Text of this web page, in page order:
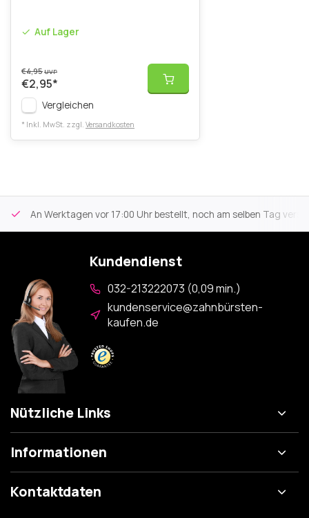
Auf Lager
€4,95UVP
€2,95*
Vergleichen
* Inkl. MwSt. zzgl. Versandkosten
An Werktagen vor 17:00 Uhr bestellt, noch am selben Tag
Kundendienst
032-213222073 (0,09 min.)
kundenservice@zahnbürsten-
kaufen.de
Nützliche Links
Informationen
Kontaktdaten